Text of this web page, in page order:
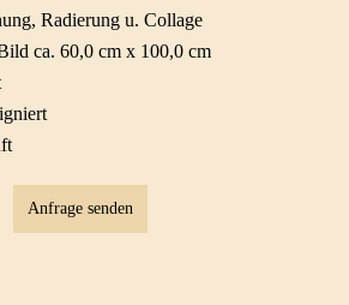
Radierung u. Collage
ca. 60,0 cm x 100,0 cm
Anfrage senden